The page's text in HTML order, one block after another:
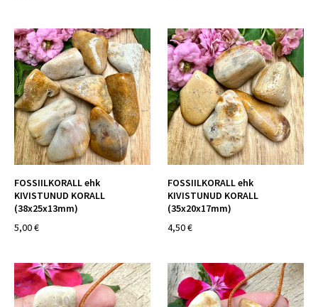
FOSSIILKORALL ehk
KIVISTUNUD KORALL
(38x25x13mm)
5,00 €
FOSSIILKORALL ehk
KIVISTUNUD KORALL
(35x20x17mm)
4,50 €